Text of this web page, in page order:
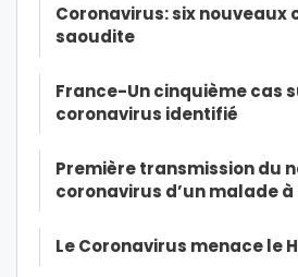
Coronavirus: six nouveaux
saoudite
France-Un cinquième cas
coronavirus identifié
Première transmission du
coronavirus d’un malade
Le Coronavirus menace le